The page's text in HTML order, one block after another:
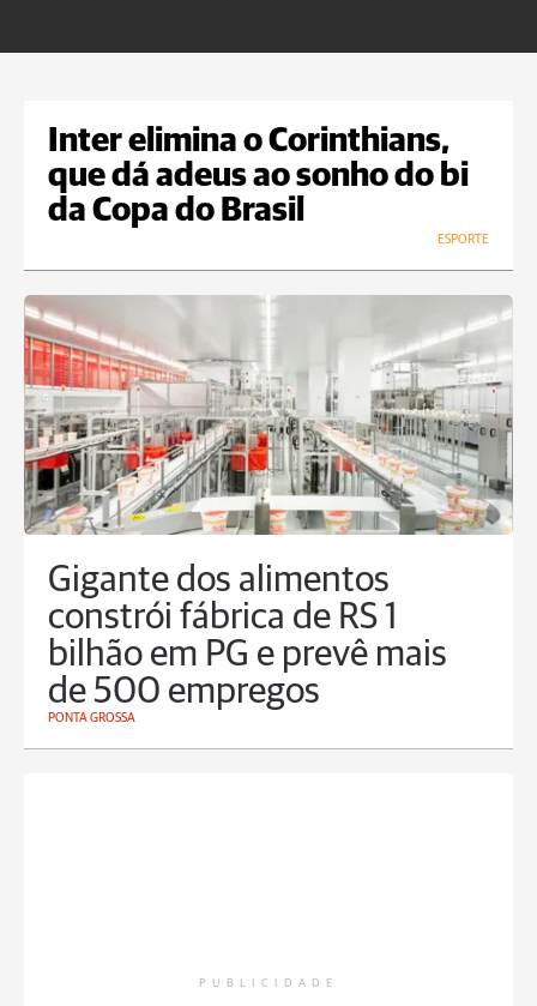
Inter elimina o Corinthians,
que dá adeus ao sonho do bi
da Copa do Brasil
ESPORTE
Gigante dos alimentos
constrói fábrica de RS 1
bilhão em PG e prevê mais
de 500 empregos
PONTA GROSSA
PUBLICIDADE